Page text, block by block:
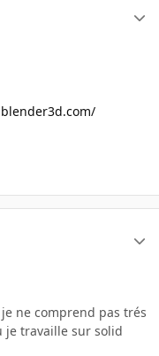
ne comprend pas trés
je travaille sur solid